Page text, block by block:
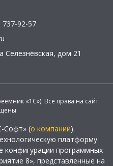
737-92-57
Селезнёвская, дом 21
«1С»). Все права на сайт
Софт» (о компании).
платформу
конфигурации программных
8», представленные на